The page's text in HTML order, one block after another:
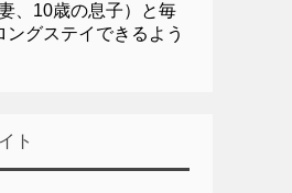
、10歳の息子）と毎
グステイできるよう
ト